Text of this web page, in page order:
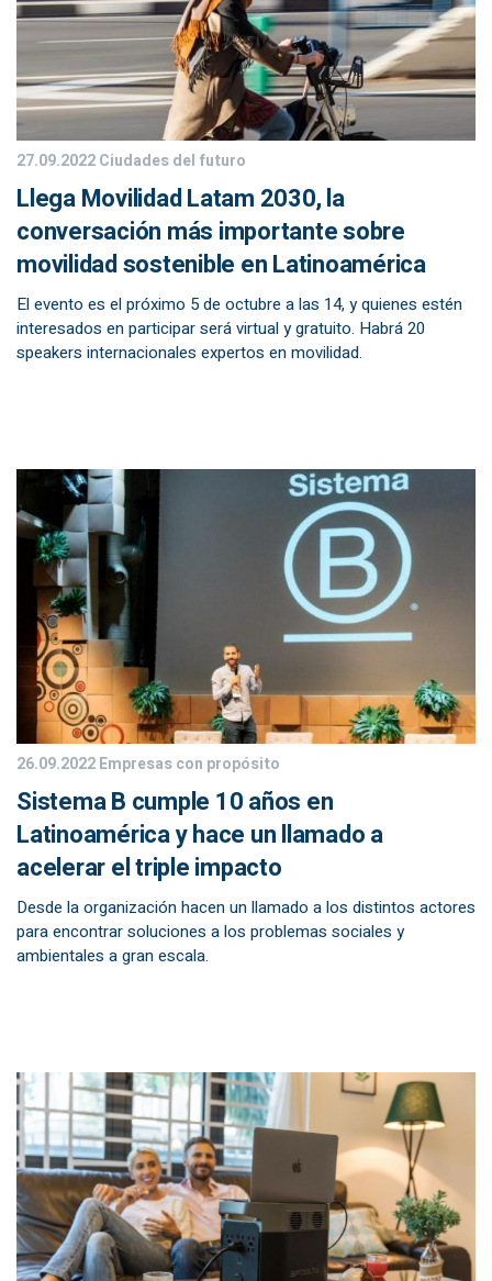
27.09.2022Ciudades del futuro
Llega Movilidad Latam 2030, la
conversación más importante sobre
movilidad sostenible en Latinoamérica
El evento es el próximo 5 de octubre a las 14, y quienes estén
interesados en participar será virtual y gratuito. Habrá 20
speakers internacionales expertos en movilidad.
26.09.2022Empresas con propósito
Sistema B cumple 10 años en
Latinoamérica y hace un llamado a
acelerar el triple impacto
Desde la organización hacen un llamado a los distintos actores
para encontrar soluciones a los problemas sociales y
ambientales a gran escala.